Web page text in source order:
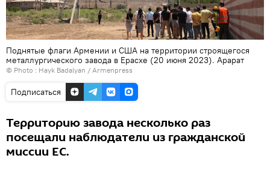
Поднятые флаги Армении и США на территории строящегося
металлургического завода в Ерасхе (20 июня 2023). Арарат
© Photo : Hayk Badalyan / Armenpress
Подписаться
Территорию завода несколько раз
посещали наблюдатели из гражданской
миссии ЕС.